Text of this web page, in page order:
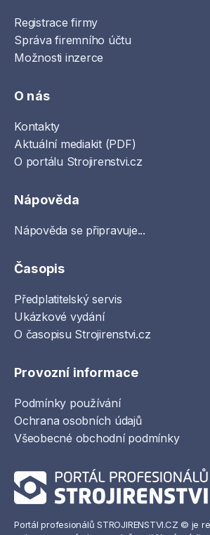
Registrace firmy
Správa firemního účtu
Možnosti inzerce
O nás
Kontakty
Aktuální mediakit (PDF)
O portálu Strojirenstvi.cz
Nápověda
Nápověda se připravuje...
Časopis
Předplatitelský servis
Ukázkové vydání
O časopisu Strojirenstvi.cz
Provozní informace
Podmínky používání
Ochrana osobních údajů
Všeobecné obchodní podmínky
Portál profesionálů STROJIRENSTVI.CZ © je